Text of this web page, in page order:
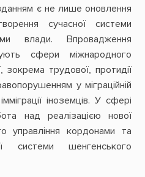
є не лише оновлення
сучасної системи
влади. Впровадження
сфери міжнародного
зокрема трудової, протидії
у міграційній
іноземців. У сфері
над реалізацією нової
управління кордонами та
системи шенгенського